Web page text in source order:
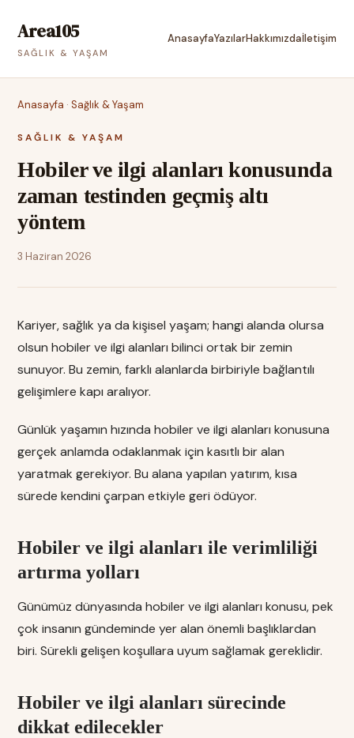
Area105
SAĞLIK & YAŞAM
AnasayfaYazılarHakkımızdaİletişim
Anasayfa · Sağlık & Yaşam
SAĞLIK & YAŞAM
Hobiler ve ilgi alanları konusunda
zaman testinden geçmiş altı
yöntem
3 Haziran 2026
Kariyer, sağlık ya da kişisel yaşam; hangi alanda olursa
olsun hobiler ve ilgi alanları bilinci ortak bir zemin
sunuyor. Bu zemin, farklı alanlarda birbiriyle bağlantılı
gelişimlere kapı aralıyor.
Günlük yaşamın hızında hobiler ve ilgi alanları konusuna
gerçek anlamda odaklanmak için kasıtlı bir alan
yaratmak gerekiyor. Bu alana yapılan yatırım, kısa
sürede kendini çarpan etkiyle geri ödüyor.
Hobiler ve ilgi alanları ile verimliliği
artırma yolları
Günümüz dünyasında hobiler ve ilgi alanları konusu, pek
çok insanın gündeminde yer alan önemli başlıklardan
biri. Sürekli gelişen koşullara uyum sağlamak gereklidir.
Hobiler ve ilgi alanları sürecinde
dikkat edilecekler